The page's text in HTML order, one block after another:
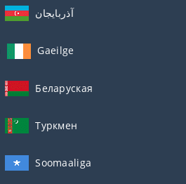
آذربايجان
Gaeilge
Беларуская
Туркмен
Soomaaliga